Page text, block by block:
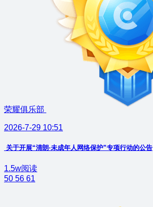
荣耀俱乐部
2026-7-29 10:51
关于开展“清朗·未成年人网络保护”专项行动的公告
1.5w阅读
50 56 61